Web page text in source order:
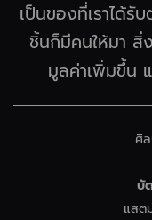
เป็นของที่เราได้รั
ชิ้นก็มีคนให้มา สิ่
มูลค่าเพิ่มขึ้น
ศิ
บั
แสต